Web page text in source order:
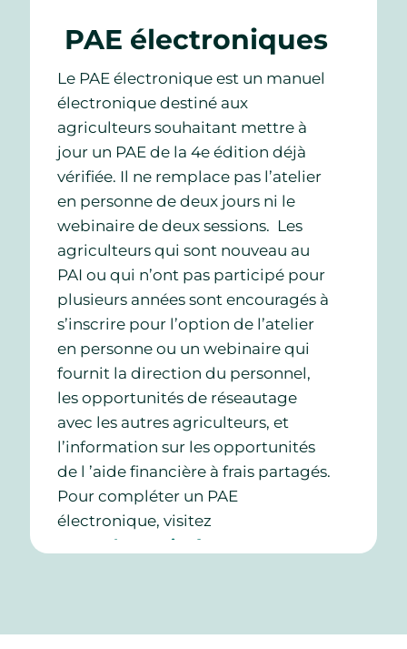
PAE électroniques
Le PAE électronique est un manuel
électronique destiné aux
agriculteurs souhaitant mettre à
jour un PAE de la 4e édition déjà
vérifiée. Il ne remplace pas l’atelier
en personne de deux jours ni le
webinaire de deux sessions. Les
agriculteurs qui sont nouveau au
PAI ou qui n’ont pas participé pour
plusieurs années sont encouragés à
s’inscrire pour l’option de l’atelier
en personne ou un webinaire qui
fournit la direction du personnel,
les opportunités de réseautage
avec les autres agriculteurs, et
l’information sur les opportunités
de l ’aide financière à frais partagés.
Pour compléter un PAE
électronique, visitez
www.electronicefp.com